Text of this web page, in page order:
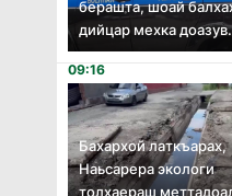
берашта, шоай
дийцар мехка
09:16
Бахархой латкъарах,
Наьсарера экологи
толхаераш